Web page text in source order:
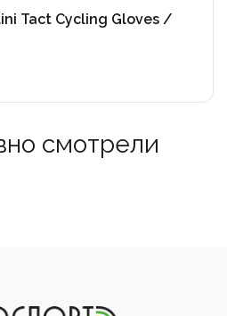
Tact Cycling Gloves /
смотрели